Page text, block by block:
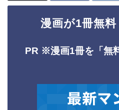
漫画が1冊無料
PR ※漫画1冊を「無